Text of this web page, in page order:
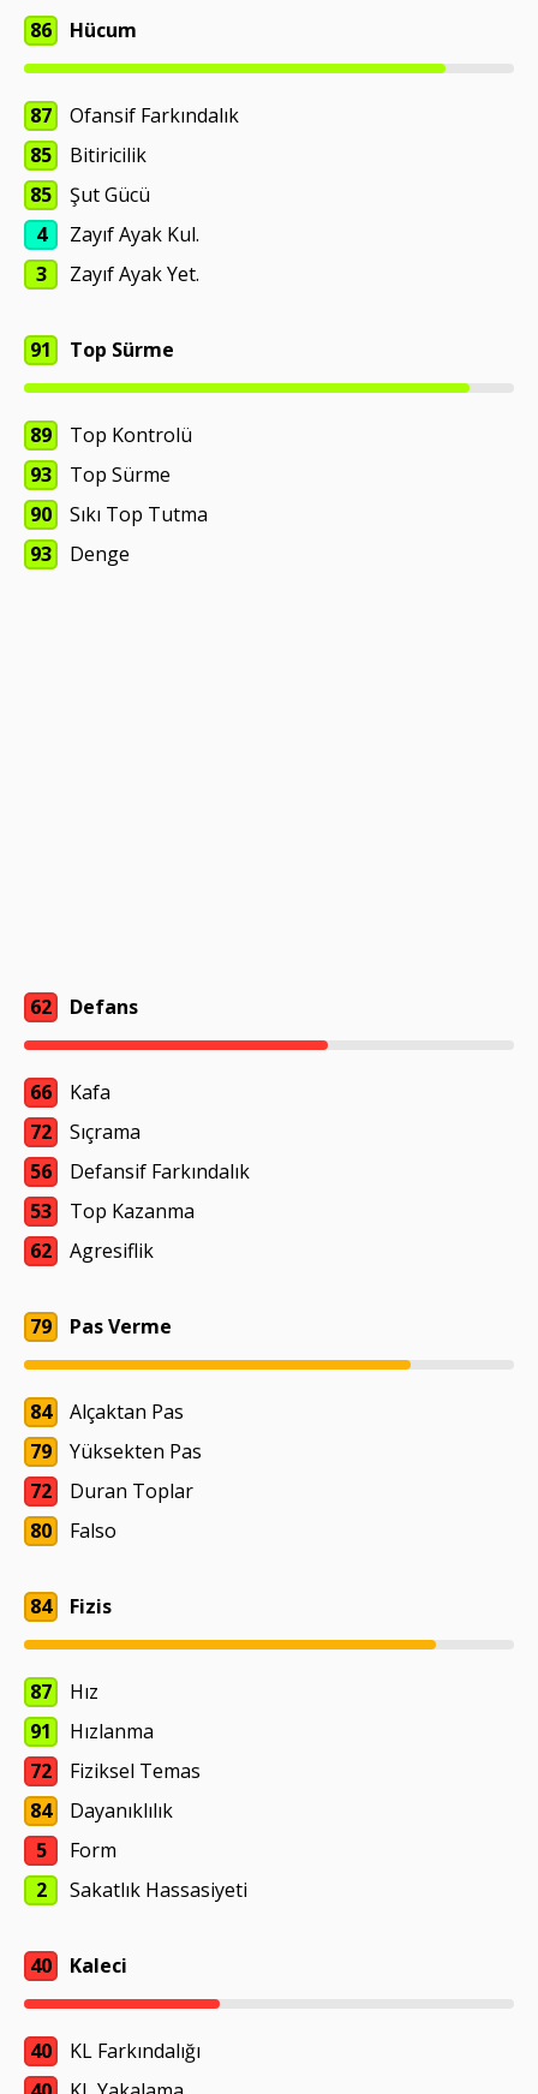
86
Hücum
87
Ofansif Farkındalık
85
Bitiricilik
85
Şut Gücü
4
Zayıf Ayak Kul.
3
Zayıf Ayak Yet.
91 Top Sürme
89
Top Kontrolü
93
Top Sürme
90
Sıkı Top Tutma
93
Denge
62 Defans
66
Kafa
72
Sıçrama
56
Defansif Farkındalık
53
Top Kazanma
62
Agresiflik
79 Pas Verme
84
Alçaktan Pas
79
Yüksekten Pas
72
Duran Toplar
80
Falso
84 Fizis
87
Hız
91
Hızlanma
72
Fiziksel Temas
84
Dayanıklılık
5
Form
2
Sakatlık Hassasiyeti
40 Kaleci
40
KL Farkındalığı